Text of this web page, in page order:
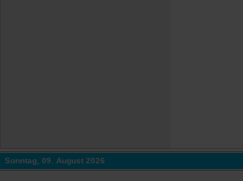
Sonntag, 09. August 2026